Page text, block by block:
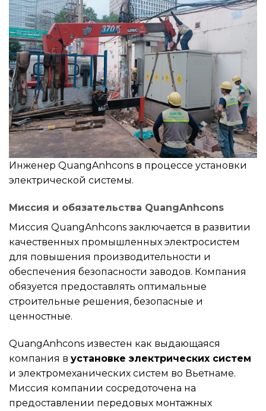
Инженер QuangAnhcons в процессе установки
электрической системы.
Миссия и обязательства QuangAnhcons
Миссия QuangAnhcons заключается в развитии
качественных промышленных электросистем
для повышения производительности и
обеспечения безопасности заводов. Компания
обязуется предоставлять оптимальные
строительные решения, безопасные и
ценностные.
QuangAnhcons известен как выдающаяся
компания в установке электрических систем
и электромеханических систем во Вьетнаме.
Миссия компании сосредоточена на
предоставлении передовых монтажных